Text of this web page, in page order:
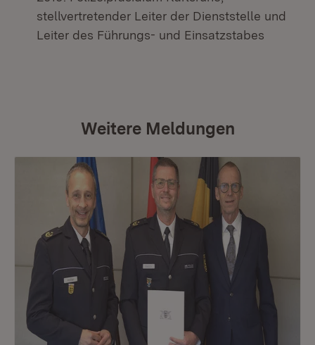
stellvertretender Leiter der Dienststelle und
Leiter des Führungs- und Einsatzstabes
Weitere Meldungen